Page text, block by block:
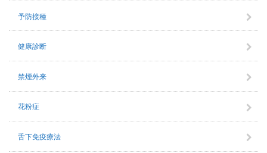
予防接種
健康診断
禁煙外来
花粉症
舌下免疫療法